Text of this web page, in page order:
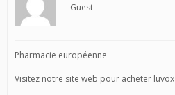
Guest
Pharmacie européenne
Visitez notre site web pour acheter luvox